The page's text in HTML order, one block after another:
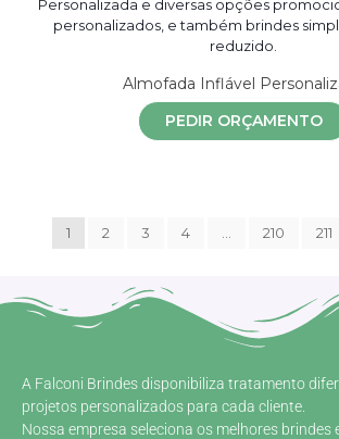
Almofada Inflável
PEDIR ORÇAMENTO
1 2 3 4 210 211
A Falconi Brindes disponibiliza tratamento
projetos personalizados para cada cliente.
Nossa empresa seleciona os melhores brindes